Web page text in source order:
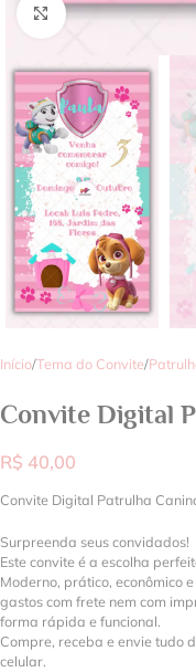
Clique para ampliar
Início/Tema do Convite/
Convite Digital
R$ 40,00
Convite Digital Patrulha
Surpreenda seus convidados!
Este convite é a escolha
Moderno, prático, econômico
gastos com frete nem com
forma rápida e funcional.
Compre, receba e envie tudo
celular.